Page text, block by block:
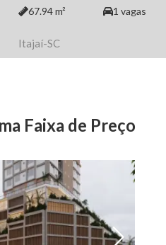
67.94m² 1 vagas
Itajaí-SC
Faixa de Preço